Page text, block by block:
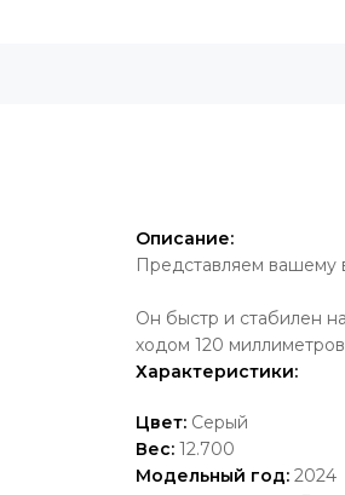
Описание:
Представляем вашему
Он быстр и стабилен
ходом 120
Характеристики:
Цвет: Серый
Вес: 12.700
Модельный год: 2024